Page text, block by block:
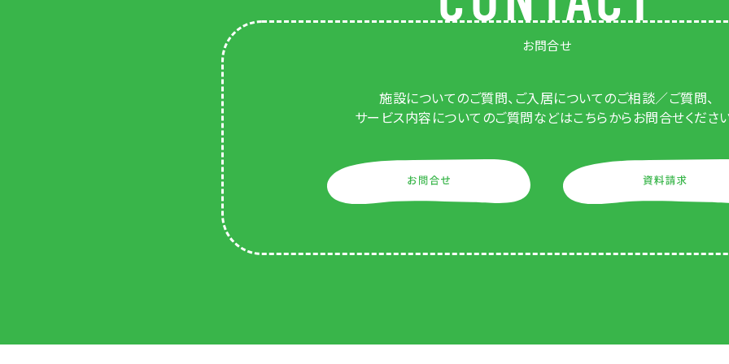
お問合せ
施設についてのご質問、ご入居についてのご相談／ご質問、
サービス内容についてのご質問などはこちらからお問合せくださ